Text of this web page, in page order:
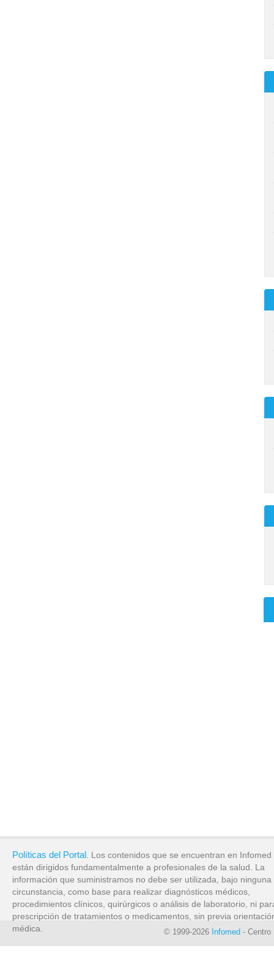
Políticas del Portal. Los contenidos que se encuentran en Infomed
están dirigidos fundamentalmente a profesionales de la salud. La
información que suministramos no debe ser utilizada, bajo ninguna
circunstancia, como base para realizar diagnósticos médicos,
procedimientos clínicos, quirúrgicos o análisis de laboratorio, ni
prescripción de tratamientos o medicamentos, sin previa
médica.
© 1999-2026 Infomed - Centro